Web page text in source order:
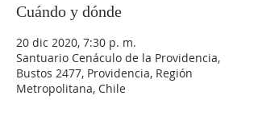
Cuándo y dónde
20 dic 2020, 7:30 p. m.
Santuario Cenáculo de la Providencia,
Bustos 2477, Providencia, Región
Metropolitana, Chile